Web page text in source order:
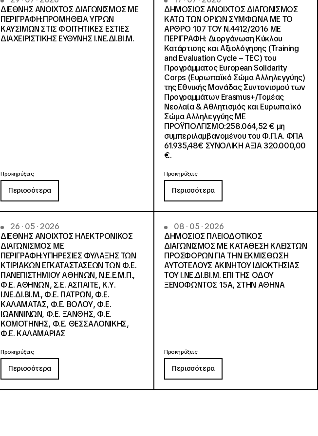
ΔΙΕΘΝΗΣ ΑΝΟΙΧΤΟΣ ΔΙΑΓΩΝΙΣΜΟΣ ΜΕ
ΠΕΡΙΓΡΑΦΗ:ΠΡΟΜΗΘΕΙΑ ΥΓΡΩΝ
ΚΑΥΣΙΜΩΝ ΣΤΙΣ ΦΟΙΤΗΤΙΚΕΣ ΕΣΤΙΕΣ
ΔΙΑΧΕΙΡΙΣΤΙΚΗΣ ΕΥΘΥΝΗΣ Ι.ΝΕ.ΔΙ.ΒΙ.Μ.
Προκηρύξεις
Περισσότερα
ΔΗΜΟΣΙΟΣ ΑΝΟΙΧΤΟΣ ΔΙΑΓΩΝΙΣΜΟΣ
ΚΑΤΩ ΤΩΝ ΟΡΙΩΝ ΣΥΜΦΩΝΑ ΜΕ ΤΟ
ΑΡΘΡΟ 107 ΤΟΥ Ν.4412/2016 ΜΕ
ΠΕΡΙΓΡΑΦΗ: Διοργάνωση Κύκλου
Κατάρτισης και Αξιολόγησης (Training
and Evaluation Cycle – TEC) του
Προγράμματος European Solidarity
Corps (Ευρωπαϊκό Σώμα Αλληλεγγύης)
της Εθνικής Μονάδας Συντονισμού των
Προγραμμάτων Erasmus+/Τομέας
Νεολαία & Αθλητισμός και Ευρωπαϊκό
Σώμα Αλληλεγγύης ΜΕ
ΠΡΟΫΠΟΛΓΙΣΜΟ:258.064,52 € μη
συμπεριλαμβανομένου του Φ.Π.Α. ΦΠΑ
61.935,48€ ΣΥΝΟΛΙΚΗ ΑΞΙΑ 320.000,00
€.
Προκηρύξεις
Περισσότερα
26 · 05 · 2026
ΔΙΕΘΝΗΣ ΑΝΟΙΧΤΟΣ ΗΛΕΚΤΡΟΝΙΚΟΣ
ΔΙΑΓΩΝΙΣΜΟΣ ΜΕ
ΠΕΡΙΓΡΑΦΗ:ΥΠΗΡΕΣΙΕΣ ΦΥΛΑΞΗΣ ΤΩΝ
ΚΤΙΡΙΑΚΩΝ ΕΓΚΑΤΑΣΤΑΣΕΩΝ ΤΩΝ Φ.Ε.
ΠΑΝΕΠΙΣΤΗΜΙΟΥ ΑΘΗΝΩΝ, Ν.Ε.Ε.Μ.Π.,
Φ.Ε. ΑΘΗΝΩΝ, Σ.Ε. ΑΣΠΑΙΤΕ, Κ.Υ.
Ι.ΝΕ.ΔΙ.ΒΙ.Μ., Φ.Ε. ΠΑΤΡΩΝ, Φ.Ε.
ΚΑΛΑΜΑΤΑΣ, Φ.Ε. ΒΟΛΟΥ, Φ.Ε.
ΙΩΑΝΝΙΝΩΝ, Φ.Ε. ΞΑΝΘΗΣ, Φ.Ε.
ΚΟΜΟΤΗΝΗΣ, Φ.Ε. ΘΕΣΣΑΛΟΝΙΚΗΣ,
Φ.Ε. ΚΑΛΑΜΑΡΙΑΣ
Προκηρύξεις
Περισσότερα
08 · 05 · 2026
ΔΗΜΟΣΙΟΣ ΠΛΕΙΟΔΟΤΙΚΟΣ
ΔΙΑΓΩΝΙΣΜΟΣ ΜΕ ΚΑΤΑΘΕΣΗ ΚΛΕΙΣΤΩΝ
ΠΡΟΣΦΟΡΩΝ ΓΙΑ ΤΗΝ ΕΚΜΙΣΘΩΣΗ
ΑΥΤΟΤΕΛΟΥΣ ΑΚΙΝΗΤΟΥ ΙΔΙΟΚΤΗΣΙΑΣ
ΤΟΥ Ι.ΝΕ.ΔΙ.ΒΙ.Μ. ΕΠΙ ΤΗΣ ΟΔΟΥ
ΞΕΝΟΦΩΝΤΟΣ 15Α, ΣΤΗΝ ΑΘΗΝΑ
Προκηρύξεις
Περισσότερα